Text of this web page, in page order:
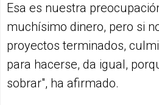
Esa es nuestra
muchísimo dinero, pero si
proyectos terminados,
para hacerse, da igual,
sobrar", ha afirmado.